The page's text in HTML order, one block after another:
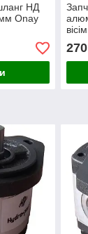
НД
Onay
270